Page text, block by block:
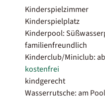
Kinderspielzimmer
Kinderspielplatz
Kinderpool:
familienfreundlich
Kinderclub/Miniclub:
kostenfrei
kindgerecht
Wasserrutsche: am Pool